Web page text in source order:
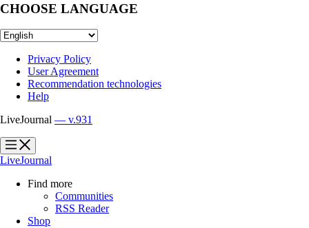
CHOOSE LANGUAGE
Privacy Policy
User Agreement
Recommendation technologies
Help
LiveJournal — v.931
?
?
LiveJournal
Find more
Communities
RSS Reader
Shop